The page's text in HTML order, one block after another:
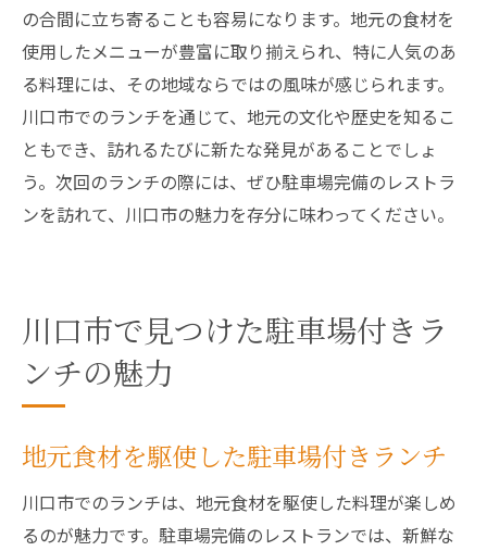
の合間に立ち寄ることも容易になります。地元の食材を
使用したメニューが豊富に取り揃えられ、特に人気のあ
る料理には、その地域ならではの風味が感じられます。
川口市でのランチを通じて、地元の文化や歴史を知るこ
ともでき、訪れるたびに新たな発見があることでしょ
う。次回のランチの際には、ぜひ駐車場完備のレストラ
ンを訪れて、川口市の魅力を存分に味わってください。
川口市で見つけた駐車場付きラ
ンチの魅力
地元食材を駆使した駐車場付きランチ
川口市でのランチは、地元食材を駆使した料理が楽しめ
るのが魅力です。駐車場完備のレストランでは、新鮮な